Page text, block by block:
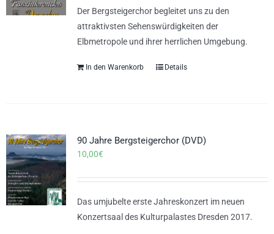
Der Bergsteigerchor begleitet uns zu den
attraktivsten Sehenswürdigkeiten der
Elbmetropole und ihrer herrlichen Umgebung.
In den Warenkorb Details
90 Jahre Bergsteigerchor (DVD)
10,00€
Das umjubelte erste Jahreskonzert im neuen
Konzertsaal des Kulturpalastes Dresden 2017.